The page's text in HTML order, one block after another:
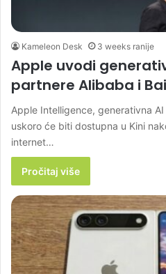
Kameleon Desk 3 weeks ranije
Apple uvodi
partnere Alibaba i
Apple Intelligence, generativna
uskoro će biti dostupna u Kini
internet…
Pročitaj više